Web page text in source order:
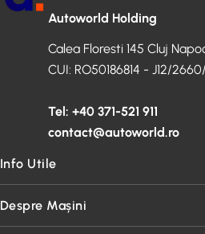
Autoworld Holding
Calea Floresti 145 Cluj
CUI: RO50186814 - J12/
Tel: +40 371-521 911
contact@autoworld.ro
Info Utile
Despre Mașini